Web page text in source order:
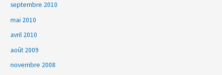
septembre 2010
mai 2010
avril 2010
août 2009
novembre 2008